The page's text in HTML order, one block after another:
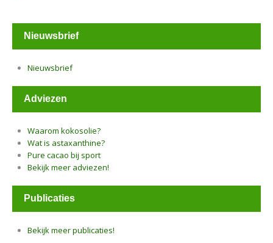
Nieuwsbrief
Nieuwsbrief
Adviezen
Waarom kokosolie?
Wat is astaxanthine?
Pure cacao bij sport
Bekijk meer adviezen!
Publicaties
Bekijk meer publicaties!